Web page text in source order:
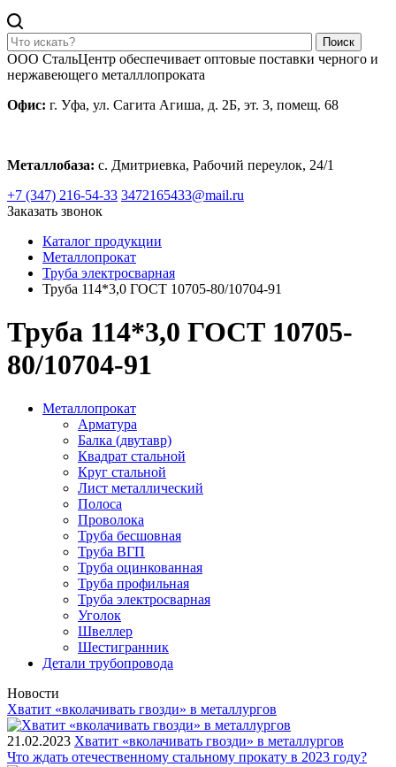
Поиск
ООО СтальЦентр обеспечивает оптовые поставки черного и
нержавеющего металллопроката
Офис: г. Уфа, ул. Сагита Агиша, д. 2Б, эт. 3, помещ. 68
Металлобаза: с. Дмитриевка, Рабочий переулок, 24/1
+7 (347) 216-54-33 3472165433@mail.ru
Заказать звонок
Каталог продукции
Металлопрокат
Труба электросварная
Труба 114*3,0 ГОСТ 10705-80/10704-91
Труба 114*3,0 ГОСТ 10705-
80/10704-91
Металлопрокат
Арматура
Балка (двутавр)
Квадрат стальной
Круг стальной
Лист металлический
Полоса
Проволока
Труба бесшовная
Труба ВГП
Труба оцинкованная
Труба профильная
Труба электросварная
Уголок
Швеллер
Шестигранник
Детали трубопровода
Новости
Хватит «вколачивать гвозди» в металлургов
21.02.2023 Хватит «вколачивать гвозди» в металлургов
Что ждать отечественному стальному прокату в 2023 году?